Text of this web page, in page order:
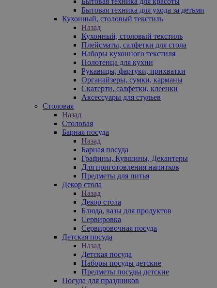
Бытовая техника для ухода за детьми
Кухонный, столовый текстиль
Назад
Кухонный, столовый текстиль
Плейсматы, салфетки для стола
Наборы кухонного текстиля
Полотенца для кухни
Рукавицы, фартуки, прихватки
Органайзеры, сумки, карманы
Скатерти, салфетки, клеенки
Аксессуары для стульев
Столовая
Назад
Столовая
Барная посуда
Назад
Барная посуда
Графины, Кувшины, Декантеры
Для приготовления напитков
Предметы для питья
Декор стола
Назад
Декор стола
Блюда, вазы для продуктов
Сервировка
Сервировочная посуда
Детская посуда
Назад
Детская посуда
Наборы посуды детские
Предметы посуды детские
Посуда для праздников